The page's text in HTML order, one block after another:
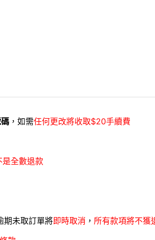
，如需任何更改將收取$20手續費
是全數退款
期未取訂單將即時取消 ， 所有款項將不獲